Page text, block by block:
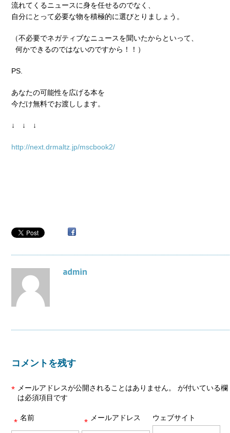
流れてくるニュースに身を任せるのでなく、
自分にとって必要な物を積極的に選びとりましょう。
（不必要でネガティブなニュースを聞いたからといって、
何かできるのではないのですから！！）
PS.
あなたの可能性を広げる本を
今だけ無料でお渡しします。
↓ ↓ ↓
http://next.drmaltz.jp/mscbook2/
admin
コメントを残す
メールアドレスが公開されることはありません。
*
が付いている欄
は必須項目です
名前
* メールアドレス
* ウェブサイト